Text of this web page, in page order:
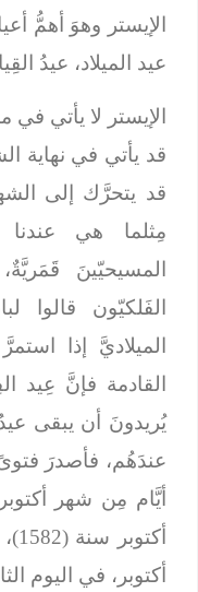
الإيستر وهوَ أهمُّ
عيد الميلاد، عيدُ
الإيستر لا يأتي
قد يأتي في نهاية
قد يتحرَّك إلى
مِثلما هي
المسيحيّينَ
الفَلكيّون قالوا
الميلاديَّ إذا
القادمة فإنَّ عِيد
يُريدونَ أن يبقى
عندَهُم، فأصدرَ فتوىً
أيَّام مِن شهر
أكتوبر، في اليوم